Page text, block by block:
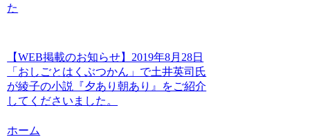
た
【WEB掲載のお知らせ】2019年8月28日
「おしごとはくぶつかん」で土井英司氏
が綾子の小説『夕あり朝あり』をご紹介
してくださいました。
ホーム